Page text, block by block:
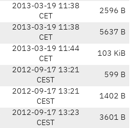
2013-03-19 11:38
CET
2596 B
2013-03-19 11:38
CET
5637 B
2013-03-19 11:44
CET
103 KiB
2012-09-17 13:21
CEST
599 B
2012-09-17 13:21
CEST
1402 B
2012-09-17 13:23
CEST
3601 B